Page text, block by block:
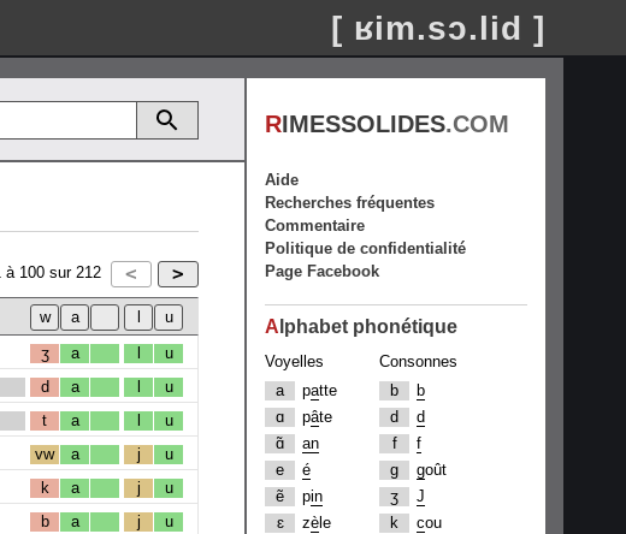
[ ʁim.sɔ.lid ]
à 100 sur 212
ʒ a l u
d a l u
t a l u
vw a j u
k a j u
b a j u
RIMESSOLIDES.COM
Aide
Recherches fréquentes
Commentaire
Politique de confidentialité
Page Facebook
A lphabet phonétique
Voyelles
a
patte
ɑ
pâte
ɑ̃
an
e
é
ẽ
pin
ɛ
zè le
Consonnes
b
b
d
d
f
f
g
goût
ʒ
J
k
cou